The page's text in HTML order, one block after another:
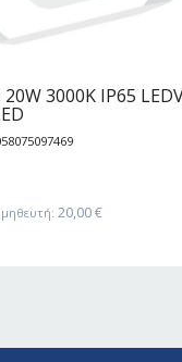
3000Κ IP65
20,00€